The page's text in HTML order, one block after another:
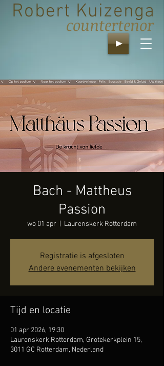
Robert Kuizenga
countertenor
Bach - Mattheus
Passion
wo 01 apr Laurenskerk Rotterdam
Registratie is afgesloten
Andere evenementen bekijken
Tijd en locatie
01 apr 2026, 19:30
Laurenskerk Rotterdam, Grotekerkplein 15,
3011 GC Rotterdam, Nederland